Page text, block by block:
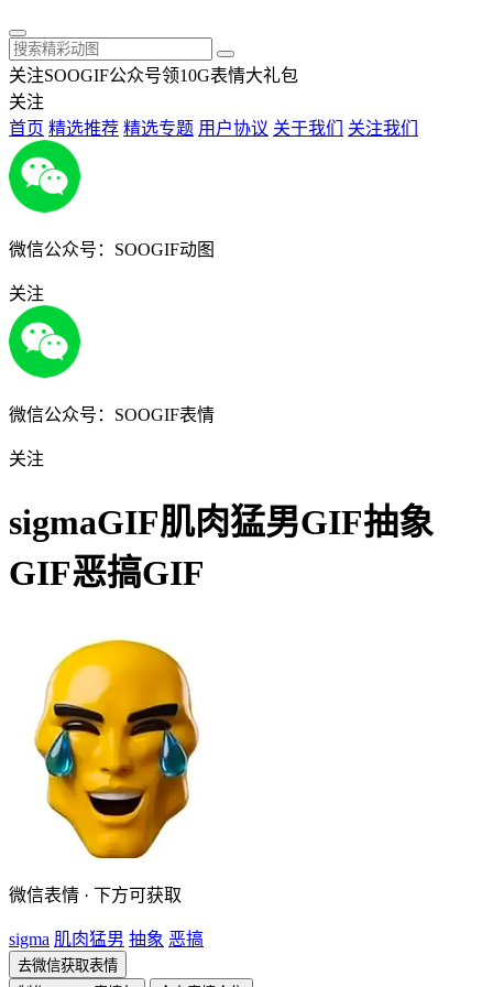
关注SOOGIF公众号领10G表情大礼包
关注
首页 精选推荐 精选专题 用户协议 关于我们 关注我们
微信公众号：SOOGIF动图
关注
微信公众号：SOOGIF表情
关注
sigmaGIF肌肉猛男GIF抽象
GIF恶搞GIF
微信表情 · 下方可获取
sigma 肌肉猛男 抽象 恶搞
去微信获取表情